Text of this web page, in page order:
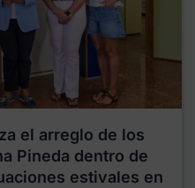
el arreglo de los
Pineda dentro de
estivales en